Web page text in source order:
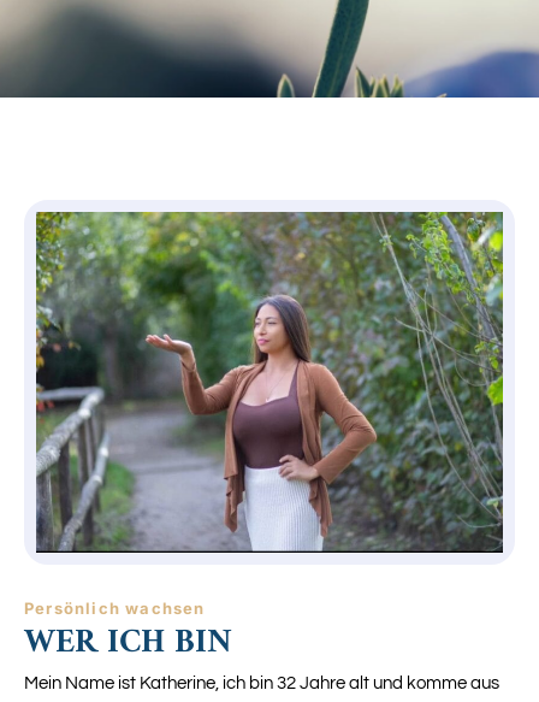
Persönlich wachsen
WER ICH BIN
Mein Name ist Katherine, ich bin 32 Jahre alt und komme aus